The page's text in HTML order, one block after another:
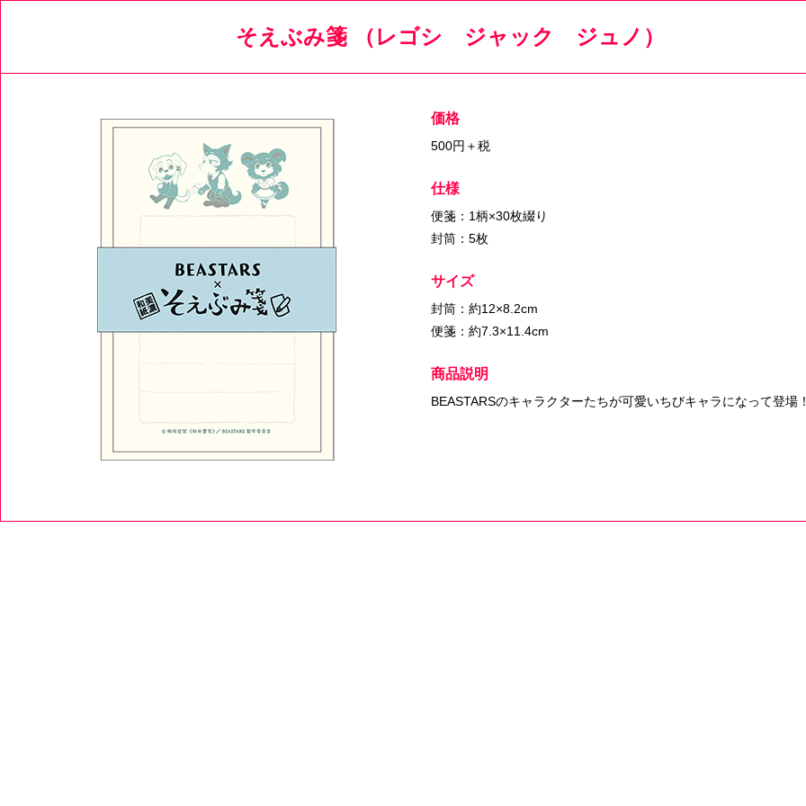
そえぶみ箋 （レゴシ ジャック ジュノ）
価格
500円＋税
仕様
便箋：1柄×30枚綴り
封筒：5枚
サイズ
封筒：約12×8.2cm
便箋：約7.3×11.4cm
商品説明
BEASTARSのキャラクターたちが可愛いちびキャラになって登場